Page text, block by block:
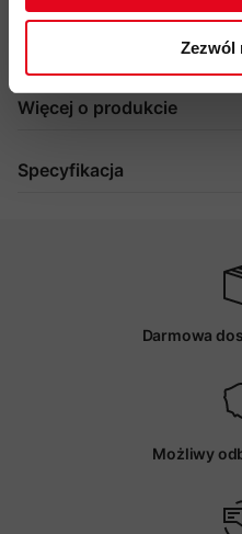
Zezwól
wolna od PFC
kod produktu: 2010-06270
Więcej o produkcie
Specyfikacja
Darmowa
Możliwy